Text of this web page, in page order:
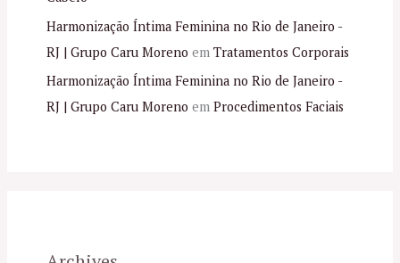
Harmonização Íntima Feminina no Rio de Janeiro -
RJ | Grupo Caru Moreno em Tratamentos Corporais
Harmonização Íntima Feminina no Rio de Janeiro -
RJ | Grupo Caru Moreno em Procedimentos Faciais